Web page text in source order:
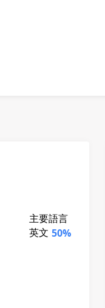
主要語言
英文 50%